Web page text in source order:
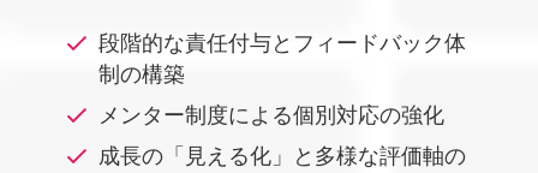
段階的な責任付与とフィードバック体
制の構築
メンター制度による個別対応の強化
成長の「見える化」と多様な評価軸の